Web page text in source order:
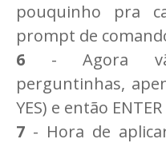
pouquinho pra
prompt de
6 - Agora
perguntinhas,
YES) e então
7 - Hora de